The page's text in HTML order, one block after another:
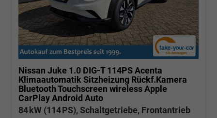
Nissan Juke 1.0 DIG-T 114PS Acenta
Klimaautomatik Sitzheizung Rückf.Kamera
Bluetooth Touchscreen wireless Apple
CarPlay Android Auto
84 kW (114 PS), Schaltgetriebe, Frontantrieb